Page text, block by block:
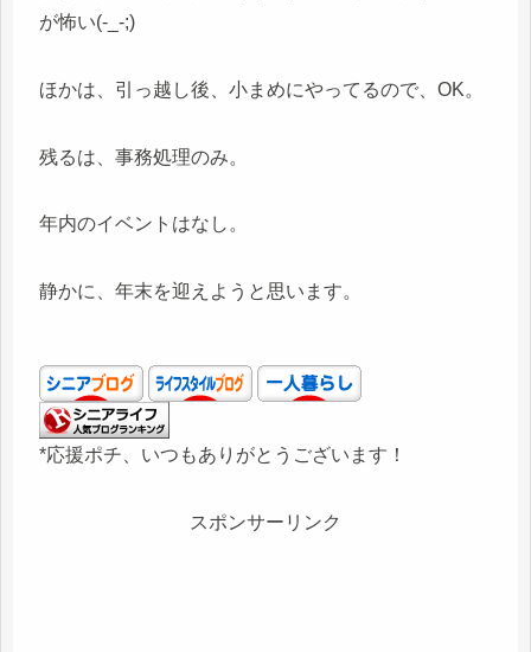
が怖い(-_-;)
ほかは、引っ越し後、小まめにやってるので、OK。
残るは、事務処理のみ。
年内のイベントはなし。
静かに、年末を迎えようと思います。
*応援ポチ、いつもありがとうございます！
スポンサーリンク